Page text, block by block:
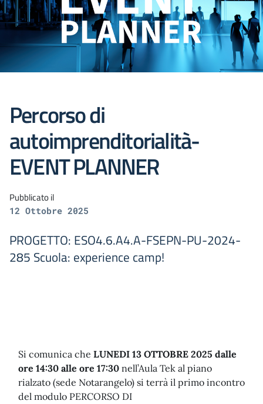
Percorso di
autoimprenditorialità-
EVENT PLANNER
Pubblicato il
12 Ottobre 2025
PROGETTO: ESO4.6.A4.A-FSEPN-PU-2024-
285 Scuola: experience camp!
Si comunica che LUNEDI 13 OTTOBRE 2025 dalle
ore 14:30 alle ore 17:30 nell’Aula Tek al piano
rialzato (sede Notarangelo) si terrà il primo incontro
del modulo PERCORSO DI